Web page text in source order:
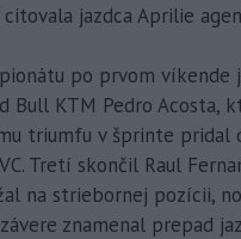
citovala jazdca Aprilie
po prvom víkende
Bull KTM Pedro Acosta,
triumfu v šprinte pridal
Tretí skončil Raul
na striebornej pozícii,
znamenal prepad